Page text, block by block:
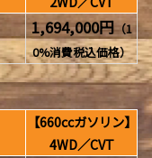
1,694,000円（1
0%消費税込価格）
【660ccガソリン】
4WD／CVT